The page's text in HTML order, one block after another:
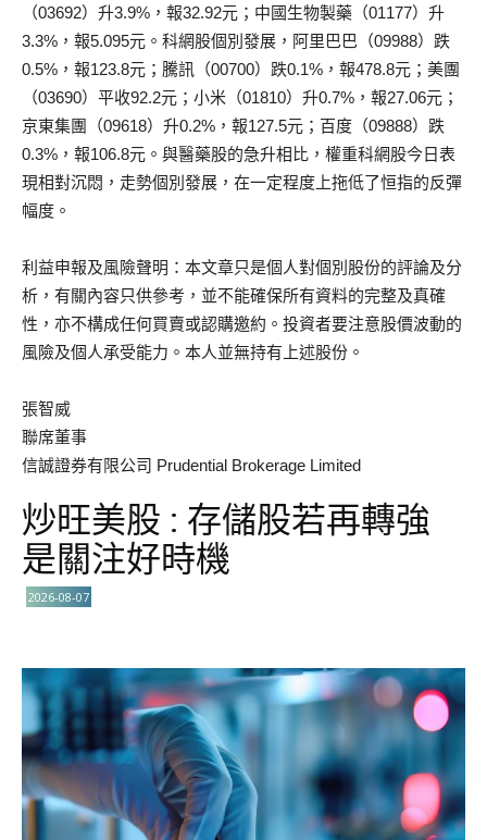
（03692）升3.9%，報32.92元；中國生物製藥（01177）升
3.3%，報5.095元。科網股個別發展，阿里巴巴（09988）跌
0.5%，報123.8元；騰訊（00700）跌0.1%，報478.8元；美團
（03690）平收92.2元；小米（01810）升0.7%，報27.06元；
京東集團（09618）升0.2%，報127.5元；百度（09888）跌
0.3%，報106.8元。與醫藥股的急升相比，權重科網股今日表
現相對沉悶，走勢個別發展，在一定程度上拖低了恒指的反彈
幅度。
利益申報及風險聲明：本文章只是個人對個別股份的評論及分
析，有關內容只供參考，並不能確保所有資料的完整及真確
性，亦不構成任何買賣或認購邀約。投資者要注意股價波動的
風險及個人承受能力。本人並無持有上述股份。
張智威
聯席董事
信誠證券有限公司 Prudential Brokerage Limited
炒旺美股 : 存儲股若再轉強
是關注好時機
2026-08-07